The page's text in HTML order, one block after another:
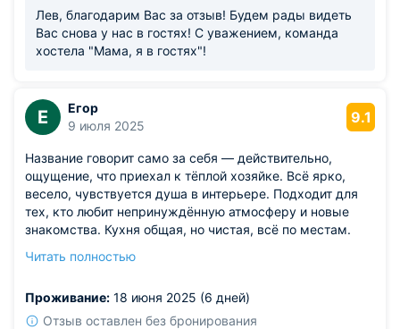
Лев, благодарим Вас за отзыв! Будем рады видеть
Вас снова у нас в гостях! С уважением, команда
хостела "Мама, я в гостях"!
Е
Егор
9 июля 2025
9.1
Название говорит само за себя — действительно,
ощущение, что приехал к тёплой хозяйке. Всё ярко,
весело, чувствуется душа в интерьере. Подходит для
тех, кто любит непринуждённую атмосферу и новые
знакомства. Кухня общая, но чистая, всё по местам.
студентов. Персонал приветливый, неформальный, но
Из недостатков: на утро очередь в душ, стоит
учитывать.
Читать полностью
Проживание: 18 июня 2025 (6 дней)
Отзыв оставлен без бронирования